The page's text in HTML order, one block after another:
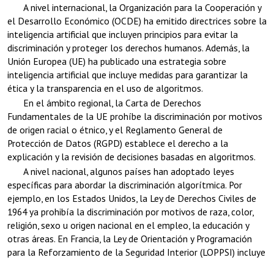
A nivel internacional, la Organización para la Cooperación y
el Desarrollo Económico (OCDE) ha emitido directrices sobre la
inteligencia artificial que incluyen principios para evitar la
discriminación y proteger los derechos humanos. Además, la
Unión Europea (UE) ha publicado una estrategia sobre
inteligencia artificial que incluye medidas para garantizar la
ética y la transparencia en el uso de algoritmos.
En el ámbito regional, la Carta de Derechos
Fundamentales de la UE prohíbe la discriminación por motivos
de origen racial o étnico, y el Reglamento General de
Protección de Datos (RGPD) establece el derecho a la
explicación y la revisión de decisiones basadas en algoritmos.
A nivel nacional, algunos países han adoptado leyes
específicas para abordar la discriminación algorítmica. Por
ejemplo, en los Estados Unidos, la Ley de Derechos Civiles de
1964 ya prohibía la discriminación por motivos de raza, color,
religión, sexo u origen nacional en el empleo, la educación y
otras áreas. En Francia, la Ley de Orientación y Programación
para la Reforzamiento de la Seguridad Interior (LOPPSI) incluye